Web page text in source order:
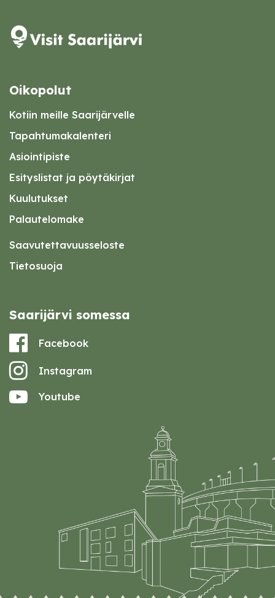
Oikopolut
Kotiin meille Saarijärvelle
Tapahtumakalenteri
Asiointipiste
Esityslistat ja pöytäkirjat
Kuulutukset
Palautelomake
Saavutettavuusseloste
Tietosuoja
Saarijärvi somessa
Facebook
Instagram
Youtube